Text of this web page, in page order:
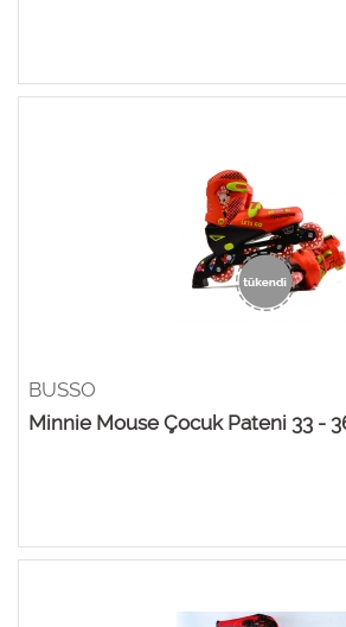
BUSSO
Minnie Mouse Çocuk Pateni 33 -